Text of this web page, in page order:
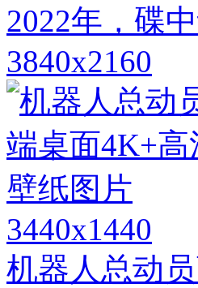
2022年，碟
3840x2160
3440x1440
机器人总动